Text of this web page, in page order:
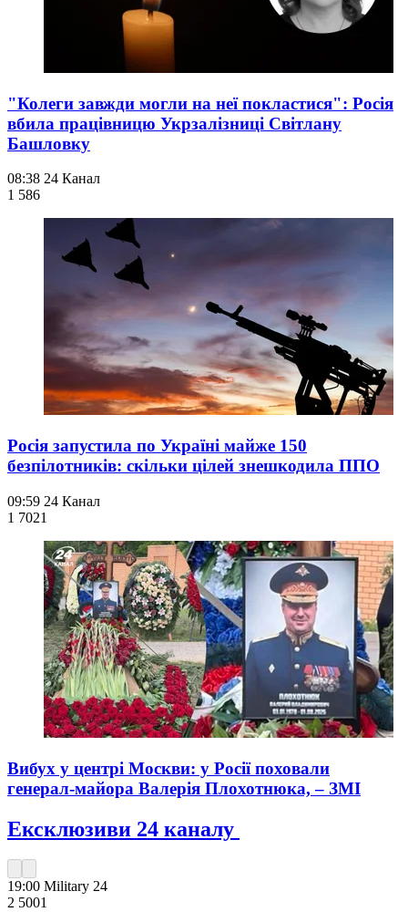
"Колеги завжди могли на неї покластися": Росія
вбила працівницю Укрзалізниці Світлану
Башловку
08:38 24 Канал
1 586
Росія запустила по Україні майже 150
безпілотників: скільки цілей знешкодила ППО
09:59 24 Канал
1 7021
Вибух у центрі Москви: у Росії поховали
генерал-майора Валерія Плохотнюка, – ЗМІ
Ексклюзиви 24 каналу
19:00 Military 24
2 5001